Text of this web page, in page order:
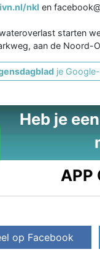
nkl en
starten
aan de Noord-
je
Heb je
APP
op Facebook